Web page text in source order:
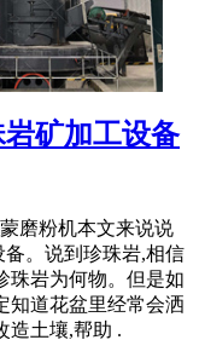
矿加工设备
磨粉机本文来说说
。说到珍珠岩,相信
珠岩为何物。但是如
知道花盆里经常会洒
造土壤,帮助 .